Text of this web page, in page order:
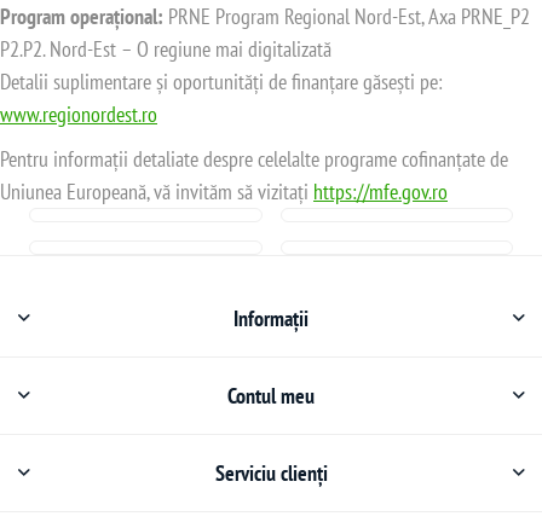
Program operațional: PRNE Program Regional Nord-Est, Axa PRNE_P2
P2.P2. Nord-Est – O regiune mai digitalizată
Detalii suplimentare și oportunități de finanțare găsești pe:
www.regionordest.ro
Pentru informații detaliate despre celelalte programe cofinanțate de
Uniunea Europeană, vă invităm să vizitați https://mfe.gov.ro
Informații
Contul meu
Serviciu clienți